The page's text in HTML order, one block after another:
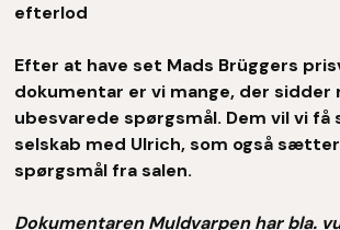
efterlod
Efter at have set Mads Brüggers
dokumentar er vi mange, der sidder
ubesvarede spørgsmål. Dem vil vi få
selskab med Ulrich, som også
spørgsmål fra salen.
Dokumentaren Muldvarpen har bla.